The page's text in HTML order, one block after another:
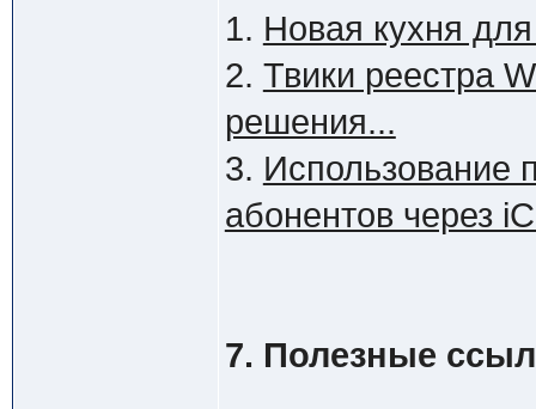
1. Новая кухня
2. Твики реестра
решения...
3. Использование
абонентов через
7. Полезные